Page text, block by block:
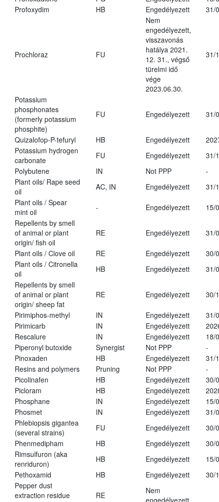
Profoxydim
HB Engedélyezett 31/
Prochloraz FU
Nem
engedélyezett,
visszavonás
hatálya 2021.
12. 31., végső
türelmi idő
vége
2023.06.30.
31/
Potassium
phosphonates
(formerly potassium
phosphite)
FU Engedélyezett 31/
Quizalofop-P-tefuryl HB Engedélyezett
Potassium hydrogen
carbonate
FU Engedélyezett
31/
Polybutene
IN Not PPP
-
Plant oils/ Rape seed
oil
AC, IN Engedélyezett
31/
Plant oils / Spear
mint oil
- Engedélyezett
15/
Repellents by smell
of animal or plant
origin/ fish oil
RE Engedélyezett 31/
Plant oils / Clove oil RE Engedélyezett
30/
Plant oils / Citronella
oil
HB Engedélyezett
31/
Repellents by smell
of animal or plant
origin/ sheep fat
RE Engedélyezett 30/
Pirimiphos-methyl IN Engedélyezett
31/
Pirimicarb
IN Engedélyezett
Rescalure
IN Engedélyezett
18/
Piperonyl butoxide
Synergist Not PPP
-
Pinoxaden
HB Engedélyezett
31/
Resins and polymers
Pruning Not PPP
-
Picolinafen
HB Engedélyezett
30/
Picloram
HB Engedélyezett
Phosphane
IN Engedélyezett
15/
Phosmet
IN Engedélyezett
31/
Phlebiopsis gigantea
(several strains)
FU Engedélyezett
30/
Phenmedipham
HB Engedélyezett
30/
Rimsulfuron (aka
renriduron)
HB Engedélyezett
15/
Pethoxamid
HB Engedélyezett
30/
Pepper dust
extraction residue
RE
Nem